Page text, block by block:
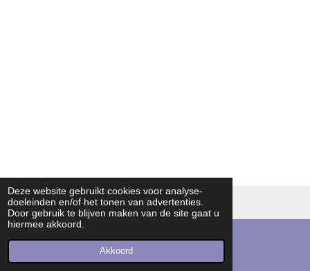
Deze website gebruikt cookies voor analyse-
doeleinden en/of het tonen van advertenties.
Door gebruik te blijven maken van de site gaat u
hiermee akkoord.
Akkoord
© 2016 - 2026 dvendo | knowledge in endodontics
E-mailadres